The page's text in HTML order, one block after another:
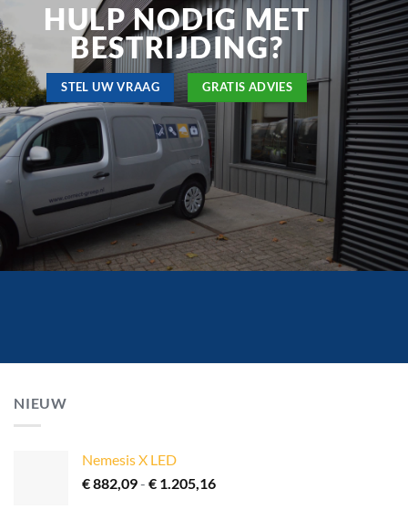
HULP NODIG MET
BESTRIJDING?
STEL UW VRAAG GRATIS ADVIES
NIEUW
Nemesis X LED
€882,09- € 1.205,16Prijsklasse: